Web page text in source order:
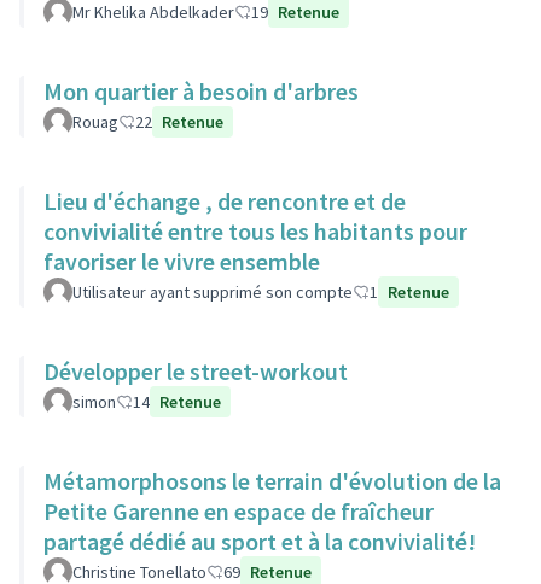
Mr Khelika Abdelkader 19 Retenue
Mon quartier à besoin d'arbres
Rouag 22 Retenue
Lieu d'échange , de rencontre et de
convivialité entre tous les habitants pour
favoriser le vivre ensemble
Utilisateur ayant supprimé son compte 1 Retenue
Développer le street-workout
simon 14 Retenue
Métamorphosons le terrain d'évolution de la
Petite Garenne en espace de fraîcheur
partagé dédié au sport et à la convivialité!
Christine Tonellato 69 Retenue